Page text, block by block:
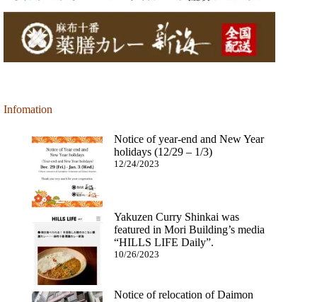
Infomation
Notice of year-end and New Year
holidays (12/29 – 1/3)
12/24/2023
Yakuzen Curry Shinkai was
featured in Mori Building’s media
“HILLS LIFE Daily”.
10/26/2023
Notice of relocation of Daimon